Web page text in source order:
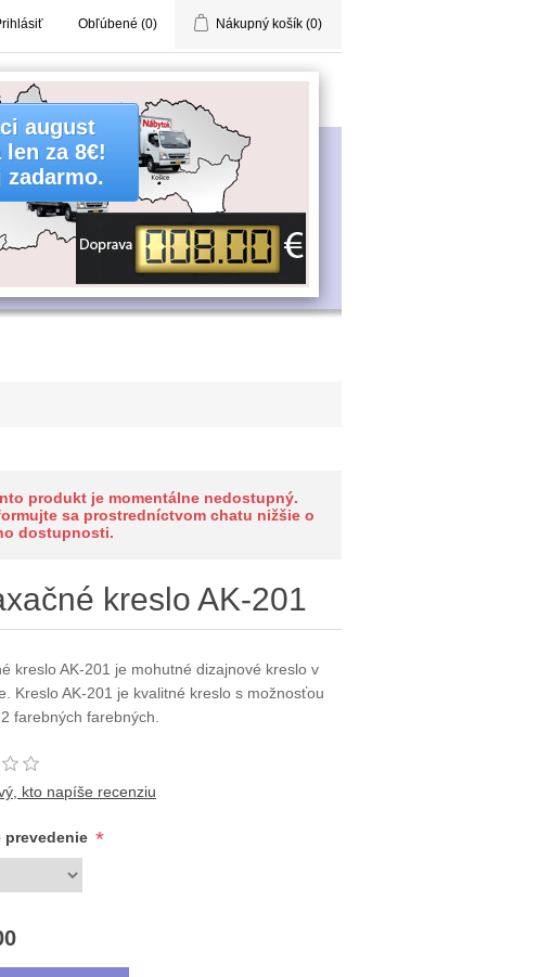
Obľúbené (0) Nákupný košík (0)
august
len za 8€!
zadarmo.
produkt je momentálne nedostupný.
sa prostredníctvom chatu nižšie o
dostupnosti.
kreslo AK-201
kreslo AK-201 je mohutné dizajnové kreslo v
Kreslo AK-201 je kvalitné kreslo s možnosťou
farebných farebných.
kto napíše recenziu
prevedenie *